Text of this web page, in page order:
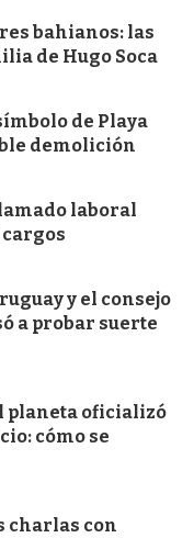
bahianos: las
de Hugo Soca
de Playa
demolición
laboral
cargos
y el consejo
a probar suerte
planeta oficializó
cómo se
charlas con